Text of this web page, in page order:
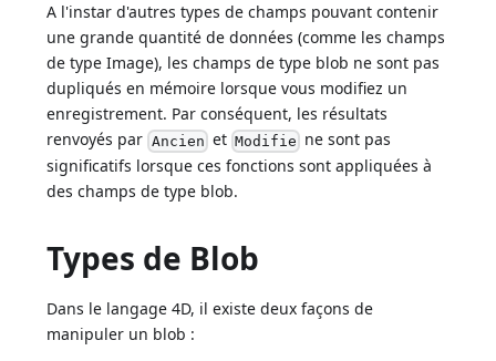
A l'instar d'autres types de champs pouvant contenir
une grande quantité de données (comme les champs
de type Image), les champs de type blob ne sont pas
dupliqués en mémoire lorsque vous modifiez un
enregistrement. Par conséquent, les résultats
renvoyés par Ancien et Modifie ne sont pas
significatifs lorsque ces fonctions sont appliquées à
des champs de type blob.
Types de Blob
Dans le langage 4D, il existe deux façons de
manipuler un blob :